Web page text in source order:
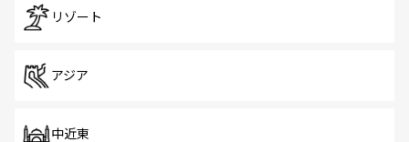
リゾート
アジア
中近東